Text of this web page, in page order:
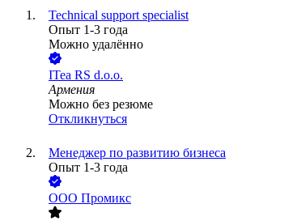
Technical support specialist
Опыт 1-3 года
Можно удалённо
ITea RS d.o.o.
Армения
Можно без резюме
Откликнуться
Менеджер по развитию бизнеса
Опыт 1-3 года
ООО Промикс